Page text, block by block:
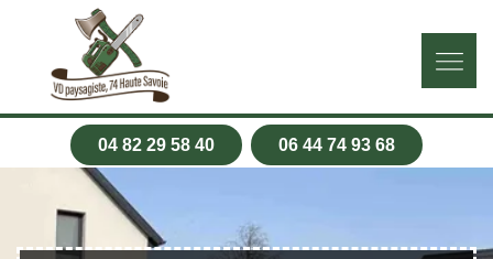
04 82 29 58 40 06 44 74 93 68